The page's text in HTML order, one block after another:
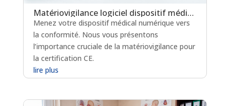
Matériovigilance logiciel dispositif médical : un levier clé pour la certification en soins critiques
Menez votre dispositif médical numérique vers
la conformité. Nous vous présentons
l’importance cruciale de la matériovigilance pour
la certification CE.
lire plus